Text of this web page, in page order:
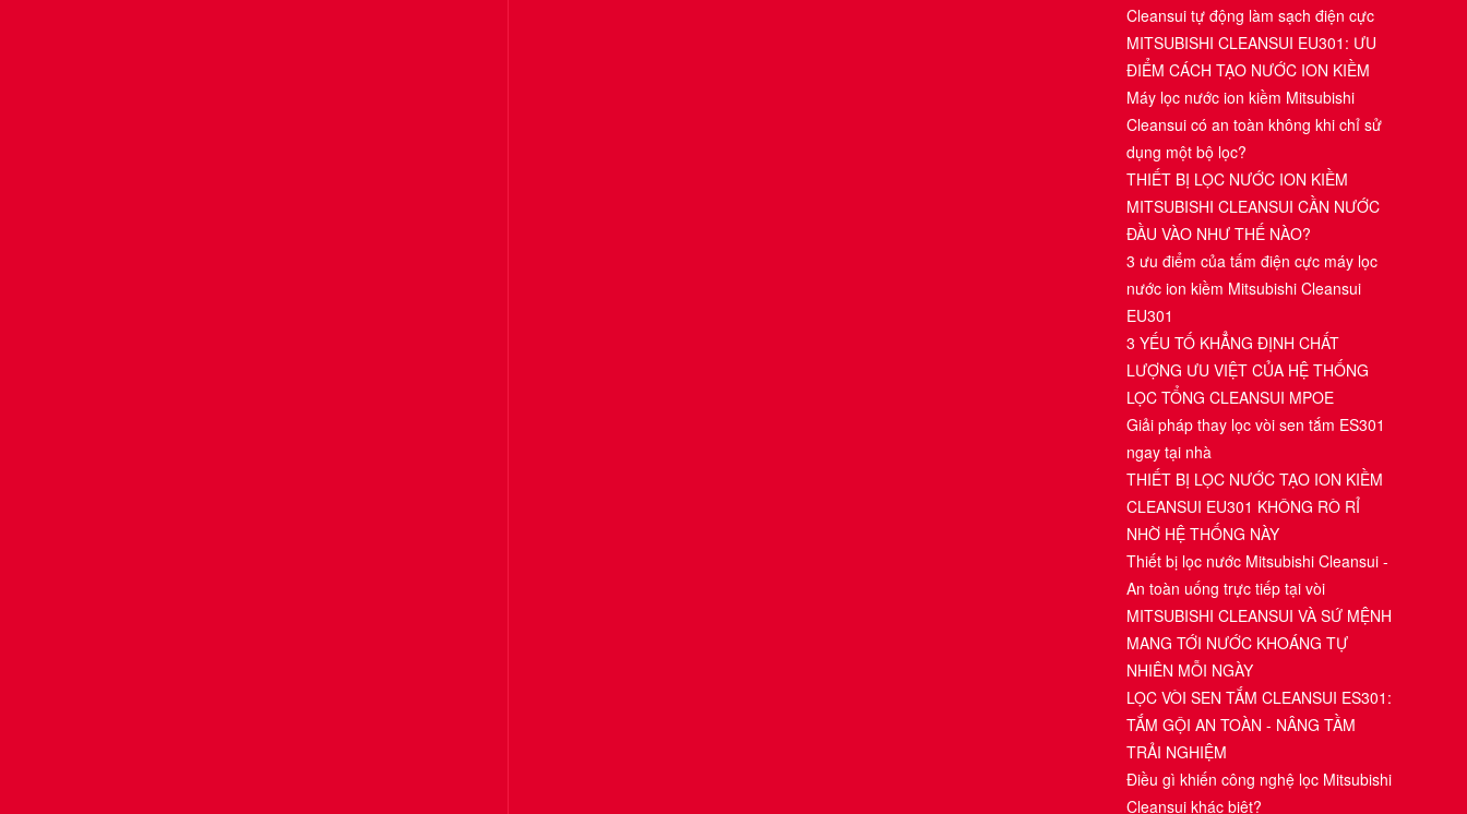
Cleansui tự động làm sạch điện cực
MITSUBISHI CLEANSUI EU301: ƯU
ĐIỂM CÁCH TẠO NƯỚC ION KIỀM
Máy lọc nước ion kiềm Mitsubishi
Cleansui có an toàn không khi chỉ sử
dụng một bộ lọc?
THIẾT BỊ LỌC NƯỚC ION KIỀM
MITSUBISHI CLEANSUI CẦN NƯỚC
ĐẦU VÀO NHƯ THẾ NÀO?
3 ưu điểm của tấm điện cực máy lọc
nước ion kiềm Mitsubishi Cleansui
EU301
3 YẾU TỐ KHẲNG ĐỊNH CHẤT
LƯỢNG ƯU VIỆT CỦA HỆ THỐNG
LỌC TỔNG CLEANSUI MPOE
Giải pháp thay lọc vòi sen tắm ES301
ngay tại nhà
THIẾT BỊ LỌC NƯỚC TẠO ION KIỀM
CLEANSUI EU301 KHÔNG RÒ RỈ
NHỜ HỆ THỐNG NÀY
Thiết bị lọc nước Mitsubishi Cleansui -
An toàn uống trực tiếp tại vòi
MITSUBISHI CLEANSUI VÀ SỨ MỆNH
MANG TỚI NƯỚC KHOÁNG TỰ
NHIÊN MỖI NGÀY
LỌC VÒI SEN TẮM CLEANSUI ES301:
TẮM GỘI AN TOÀN - NÂNG TẦM
TRẢI NGHIỆM
Điều gì khiến công nghệ lọc Mitsubishi
Cleansui khác biệt?